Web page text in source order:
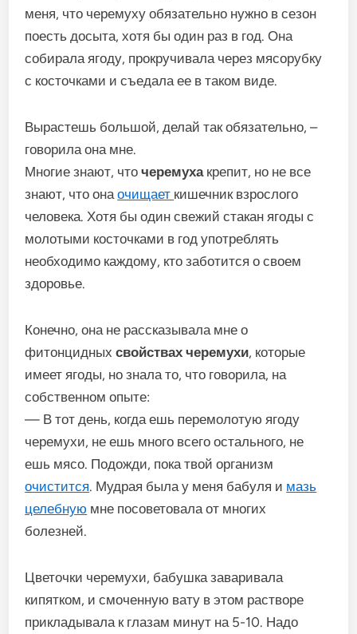
меня, что черемуху обязательно нужно в сезон
поесть досыта, хотя бы один раз в год. Она
собирала ягоду, прокручивала через мясорубку
с косточками и съедала ее в таком виде.
Вырастешь большой, делай так обязательно, –
говорила она мне.
Многие знают, чточеремухакрепит, но не все
знают, что онаочищает кишечник взрослого
человека. Хотя бы один свежий стакан ягоды с
молотыми косточками в год употреблять
необходимо каждому, кто заботится о своем
здоровье.
Конечно, она не рассказывала мне о
фитонцидныхсвойствах черемухи, которые
имеет ягоды, но знала то, что говорила, на
собственном опыте:
— В тот день, когда ешь перемолотую ягоду
черемухи, не ешь много всего остального, не
ешь мясо. Подожди, пока твой организм
очистится. Мудрая была у меня бабуля и мазь
целебную мне посоветовала от многих
болезней.
Цветочки черемухи, бабушка заваривала
кипятком, и смоченную вату в этом растворе
прикладывала к глазам минут на 5-10. Надо